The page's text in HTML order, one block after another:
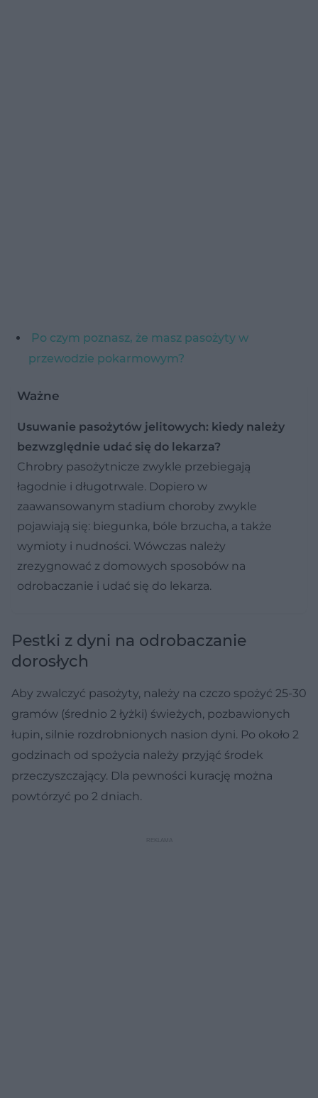
Po czym poznasz, że masz pasożyty w
przewodzie pokarmowym?
Ważne
Usuwanie pasożytów jelitowych: kiedy należy
bezwzględnie udać się do lekarza?
Chrobry pasożytnicze zwykle przebiegają
łagodnie i długotrwale. Dopiero w
zaawansowanym stadium choroby zwykle
pojawiają się: biegunka, bóle brzucha, a także
wymioty i nudności. Wówczas należy
zrezygnować z domowych sposobów na
odrobaczanie i udać się do lekarza.
Pestki z dyni na odrobaczanie
dorosłych
Aby zwalczyć pasożyty, należy na czczo spożyć 25-30
gramów (średnio 2 łyżki) świeżych, pozbawionych
łupin, silnie rozdrobnionych nasion dyni. Po około 2
godzinach od spożycia należy przyjąć środek
przeczyszczający. Dla pewności kurację można
powtórzyć po 2 dniach.